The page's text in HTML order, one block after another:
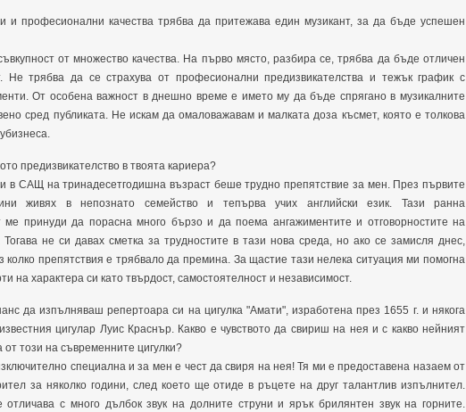
и професионални качества трябва да притежава един музикант, за да бъде успешен
от множество качества. На първо място, разбира се, трябва да бъде отличен
Не трябва да се страхува от професионални предизвикателства и тежък график с
От особена важност в днешно време е името му да бъде спрягано в музикалните
сред публиката. Не искам да омаловажавам и малката доза късмет, която е толкова
предизвикателство в твоята кариера?
в САЩ на тринадесетгодишна възраст беше трудно препятствие за мен. През първите
живях в непознато семейство и тепърва учих английски език. Тази ранна
ме принуди да порасна много бързо и да поема ангажиментите и отговорностите на
Тогава не си давах сметка за трудностите в тази нова среда, но ако се замисля днес,
колко препятствия е трябвало да премина. За щастие тази нелека ситуация ми помогна
на характера си като твърдост, самостоятелност и независимост.
да изпълняваш репертоара си на цигулка "Амати", изработена през 1655 г. и някога
цигулар Луис Краснър. Какво е чувството да свириш на нея и с какво нейният
от този на съвременните цигулки?
специална и за мен е чест да свиря на нея! Тя ми е предоставена назаем от
за няколко години, след което ще отиде в ръцете на друг талантлив изпълнител.
отличава с много дълбок звук на долните струни и ярък брилянтен звук на горните.